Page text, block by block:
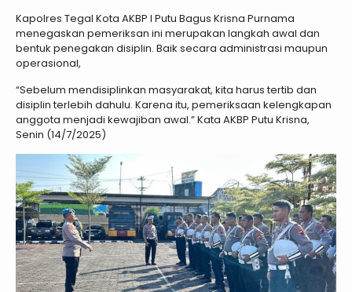
Kapolres Tegal Kota AKBP I Putu Bagus Krisna Purnama
menegaskan pemeriksan ini merupakan langkah awal dan
bentuk penegakan disiplin. Baik secara administrasi maupun
operasional,
“Sebelum mendisiplinkan masyarakat, kita harus tertib dan
disiplin terlebih dahulu. Karena itu, pemeriksaan kelengkapan
anggota menjadi kewajiban awal.” Kata AKBP Putu Krisna,
Senin (14/7/2025)